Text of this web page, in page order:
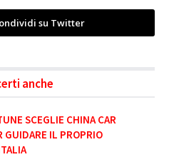
su Twitter
anche
SCEGLIE CHINA CAR
GUIDARE IL PROPRIO